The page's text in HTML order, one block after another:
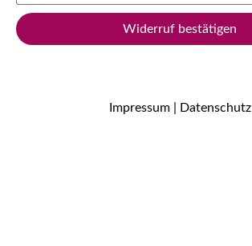
Widerruf bestätigen
Impressum| Datenschutz